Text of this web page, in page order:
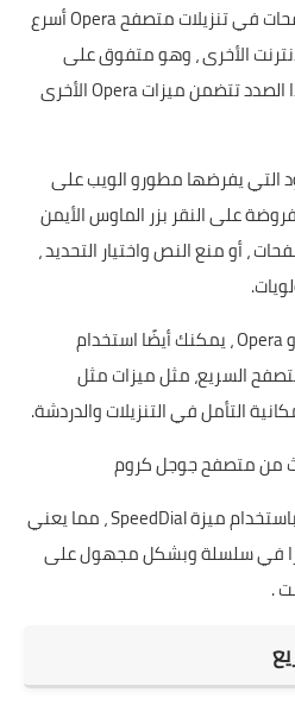
بهذه الطريقة ، يعد عرض الصفحات في تنزيلات متصفح Opera أسرع
الأخرى ، وهو متفوق على
جميع البرامج المماثلة في هذا الصدد تتضمن ميزات Opera الأخرى
التي يفرضها مطورو الويب على
على النقر بزر الماوس الأيمن
، أو منع النص واختيار التحديد ،
من خلال تحميل متصفح اوبرا أو Opera ، يمكنك أيضًا استخدام
السريع، مثل ميزات مثل
التأمل في التنزيلات والدردشة.
من متصفح جوجل كروم
يسمح لك متصفح Opera أيضًا باستخدام ميزة SpeedDial ، مما يعني
في سلسلة وبشكل مجهول على
.